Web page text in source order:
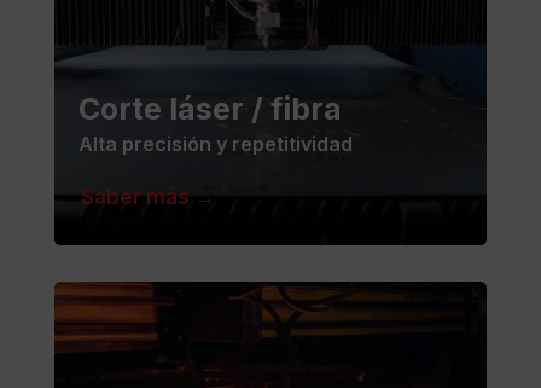
Corte láser / fibra
Alta precisión y repetitividad
Saber más →